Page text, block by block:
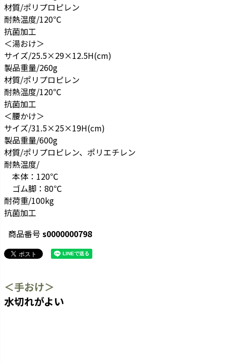
材質/ポリプロピレン
耐熱温度/120℃
抗菌加工
＜湯おけ＞
サイズ/25.5×29×12.5H(cm)
製品重量/260g
材質/ポリプロピレン
耐熱温度/120℃
抗菌加工
＜腰かけ＞
サイズ/31.5×25×19H(cm)
製品重量/600g
材質/ポリプロピレン、ポリエチレン
耐熱温度/
本体：120℃
ゴム脚：80℃
耐荷重/100kg
抗菌加工
商品番号s0000000798
＜手おけ＞
水切れがよい